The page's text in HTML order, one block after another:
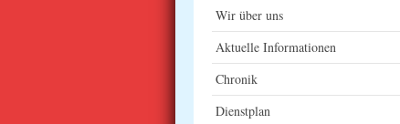
Wir über uns
Aktuelle Informationen
Chronik
Dienstplan